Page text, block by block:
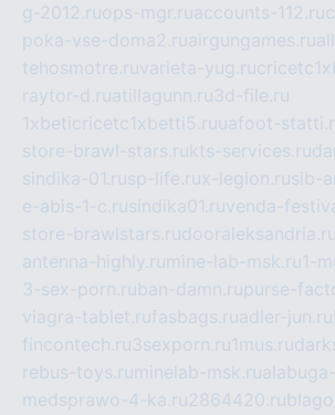
g-2012.ruops-mgr.ruaccounts-112.ru
poka-vse-doma2.ruairgungames.ru
tehosmotre.ruvarieta-yug.ru
raytor-d.ruatillagunn.ru3d-file.ru
1xbeticricetc1xbetti5.ruuafoot-
store-brawl-stars.rukts-services.ru
sindika-01.rusp-life.rux-legion.rusib-
e-abis-1-c.rusindika01.ruvenda-
store-brawlstars.rudooraleksandria.ru
antenna-highly.ru mine-lab-msk.ru1-
3-sex-porn.ruban-damn.rupurse-
viagra-tablet.rufasbags.ruadler-jun.ru
fincontech.ru3sexporn.ru1mus.ru
rebus-toys.ru minelab-msk.ru
medsprawo-4-ka.ru2864420.ru